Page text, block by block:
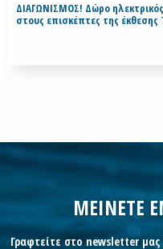
ΔΙΑΓΩΝΙΣΜΟΣ! Δώρο
στους επισκέπτες της έκθεσης
ΜΕΙΝΕΤΕ
Γραφτείτε στο newsletter μας